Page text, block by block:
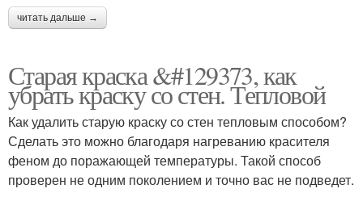
читать дальше →
Старая краска &#129373, как
убрать краску со стен. Тепловой
Как удалить старую краску со стен тепловым способом?
Сделать это можно благодаря нагреванию красителя
феном до поражающей температуры. Такой способ
проверен не одним поколением и точно вас не подведет.